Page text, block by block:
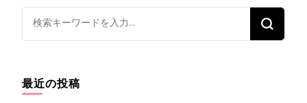
ビ
ゲ
ョ
な
に
お
探
最近の投稿